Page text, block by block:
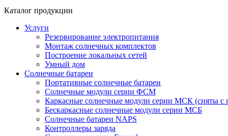
Каталог продукции
Услуги
Резервирование электропитания
Монтаж солнечных комплектов
Построение локальных сетей
Умный дом
Солнечные батареи
Портативные солнечные батареи
Солнечные модули серии ФСМ
Каркасные солнечные модули серии МСК (сняты с
Бескаркасные солнечные модули серии МСБ
Солнечные батареи NAPS
Контроллеры заряда